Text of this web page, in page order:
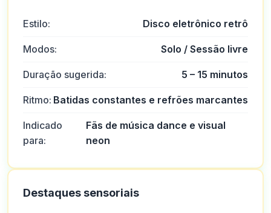
Estilo: Disco eletrônico retrô
Modos: Solo / Sessão livre
Duração sugerida: 5 – 15 minutos
Ritmo: Batidas constantes e refrões marcantes
Indicado
para:
Fãs de música dance e visual
neon
Destaques sensoriais